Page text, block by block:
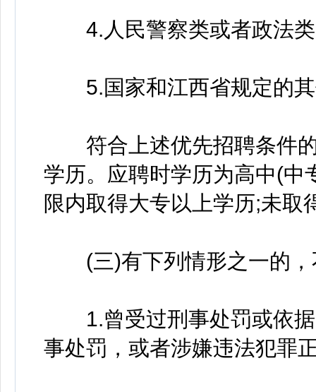
4.人民警察类或者政法类
5.国家和江西省规定的其
符合上述优先招聘条件的
学历。应聘时学历为高中(中
限内取得大专以上学历;未取
(三)有下列情形之一的，
1.曾受过刑事处罚或依据
事处罚，或者涉嫌违法犯罪